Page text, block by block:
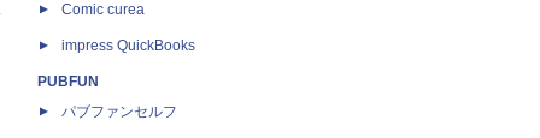
Comic curea
impress QuickBooks
PUBFUN
パブファンセルフ